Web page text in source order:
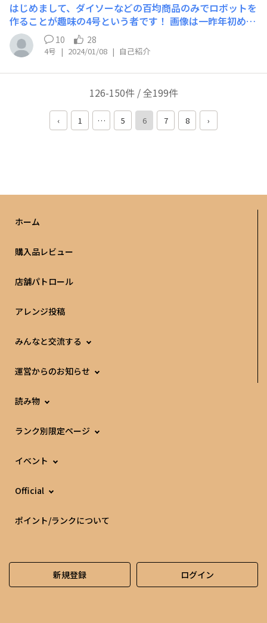
ンプライアンス的にどうかとおもいますので… 検索して
いただけると嬉しいです。 たぶん｢T-row｣で出てくると思
います よろしくお願いいたします。
はじめまして、ダイソーなどの百均商品のみでロボットを
作ることが趣味の4号という者です！ 画像は一昨年初めて
制作したロボットです 制作の経過報告や色々なアイデア
を教えていただいたりしてたくさんの方と交流したいの
で、プラモデルやロボットがお好きな方は仲良くしてくだ
さい！
10 28
4号 | 2024/01/08 | 自己紹介
126-150件 / 全199件
‹ 1 … 5 6 7 8 ›
ホーム
購入品レビュー
店舗パトロール
アレンジ投稿
みんなと交流する
運営からのお知らせ
読み物
ランク別限定ページ
イベント
Official
ポイント/ランクについて
新規登録 ログイン